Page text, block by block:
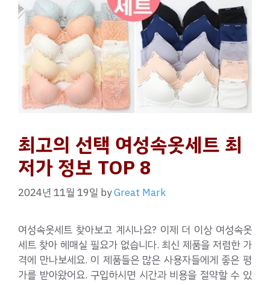
최고의 선택 여성속옷세트 최
저가 정보 TOP 8
2024년 11월 19일 byGreat Mark
여성속옷세트 찾아보고 계시나요? 이제 더 이상 여성속옷
세트 찾아 헤매실 필요가 없습니다. 최신 제품을 저렴한 가
격에 만나보세요. 이 제품들은 많은 사용자들에게 좋은 평
가를 받아왔어요. 구입하시면 시간과 비용을 절약할 수 있